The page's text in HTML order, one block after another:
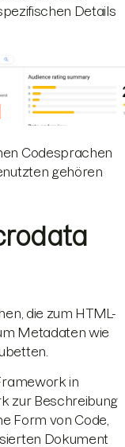
Details
Codesprachen
gehören
die zum HTML-
Metadaten wie
in
zur Beschreibung
Form von Code,
Dokument